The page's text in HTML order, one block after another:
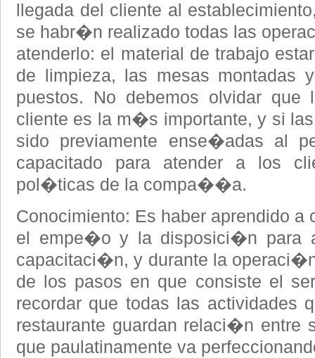
llegada del cliente al
se habr�n realizado todas las
atenderlo: el material de trabajo
de limpieza, las mesas montadas
puestos. No debemos olvidar
cliente es la m�s importante, y si
sido previamente ense�adas al
capacitado para atender a los
pol�ticas de la compa��a.
Conocimiento: Es haber aprendido a
el empe�o y la disposici�n para
capacitaci�n, y durante la
de los pasos en que consiste el
recordar que todas las actividades
restaurante guardan relaci�n entre
que paulatinamente va